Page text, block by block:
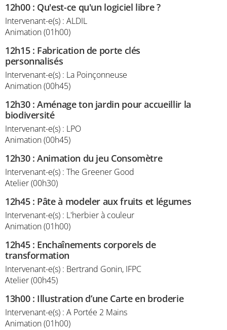
12h00: Qu'est-ce qu'un logiciel libre ?
Intervenant-e(s) : ALDIL
Animation (01h00)
12h15: Fabrication de porte clés
personnalisés
Intervenant-e(s) : La Poinçonneuse
Animation (00h45)
12h30:Aménage ton jardin pour accueillir la
biodiversité
Intervenant-e(s) : LPO
Animation (00h45)
12h30:Animation du jeu Consomètre
Intervenant-e(s) : The Greener Good
Atelier (00h30)
12h45: Pâte à modeler aux fruits et légumes
Intervenant-e(s) : L'herbier à couleur
Animation (01h00)
12h45: Enchaînements corporels de
transformation
Intervenant-e(s) : Bertrand Gonin, IFPC
Atelier (00h45)
13h00: Illustration d’une Carte en broderie
Intervenant-e(s) : A Portée 2 Mains
Animation (01h00)